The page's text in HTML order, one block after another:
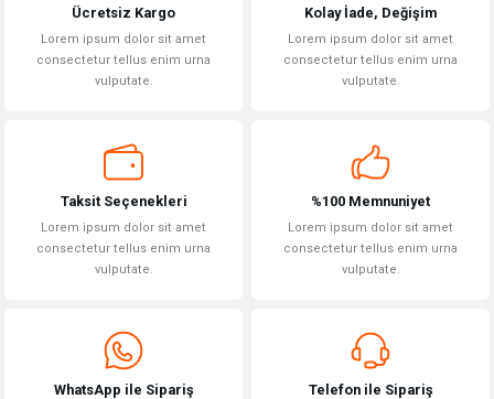
Ücretsiz Kargo
Lorem ipsum dolor sit amet
consectetur tellus enim urna
vulputate.
Kolay İade, Değişim
Lorem ipsum dolor sit amet
consectetur tellus enim urna
vulputate.
Taksit Seçenekleri
Lorem ipsum dolor sit amet
consectetur tellus enim urna
vulputate.
%100 Memnuniyet
Lorem ipsum dolor sit amet
consectetur tellus enim urna
vulputate.
WhatsApp ile Sipariş Telefon ile Sipariş